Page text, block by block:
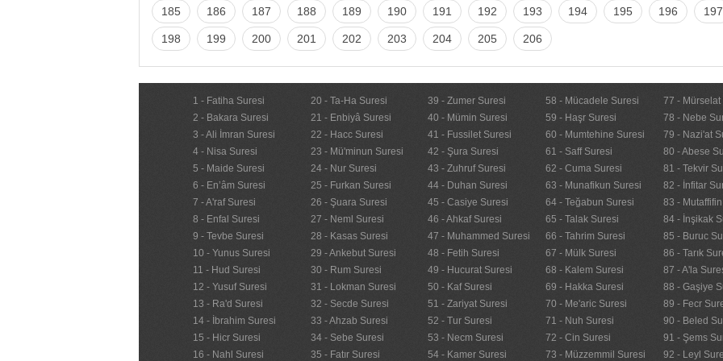
185 186 187 188 189 190 191 192 193 194 195 196 197
198 199 200 201 202 203 204 205 206
1 - Fatiha Suresi
2 - Bakara Suresi
3 - Ali İmran Suresi
4 - Nisa Suresi
5 - Maide Suresi
6 - En’âm Suresi
7 - A'raf Suresi
8 - Enfal Suresi
9 - Tevbe Suresi
10 - Yunus Suresi
11 - Hud Suresi
12 - Yusuf Suresi
13 - Ra'd Suresi
14 - İbrahim Suresi
15 - Hicr Suresi
16 - Nahl Suresi
20 - Ta-Ha Suresi
21 - Enbiyâ Suresi
22 - Hacc Suresi
23 - Mü'minun Suresi
24 - Nur Suresi
25 - Furkan Suresi
26 - Şuara Suresi
27 - Neml Suresi
28 - Kasas Suresi
29 - Ankebut Suresi
30 - Rum Suresi
31 - Lokman Suresi
32 - Secde Suresi
33 - Ahzab Suresi
34 - Sebe Suresi
35 - Fatır Suresi
39 - Zumer Suresi
40 - Mümin Suresi
41 - Fussilet Suresi
42 - Şura Suresi
43 - Zuhruf Suresi
44 - Duhan Suresi
45 - Casiye Suresi
46 - Ahkaf Suresi
47 - Muhammed Suresi
48 - Fetih Suresi
49 - Hucurat Suresi
50 - Kaf Suresi
51 - Zariyat Suresi
52 - Tur Suresi
53 - Necm Suresi
54 - Kamer Suresi
58 - Mücadele Suresi
59 - Haşr Suresi
60 - Mumtehine Suresi
61 - Saff Suresi
62 - Cuma Suresi
63 - Munafikun Suresi
64 - Teğabun Suresi
65 - Talak Suresi
66 - Tahrim Suresi
67 - Mülk Suresi
68 - Kalem Suresi
69 - Hakka Suresi
70 - Me'aric Suresi
71 - Nuh Suresi
72 - Cin Suresi
73 - Müzzemmil Suresi
77 - Mürselat
78 - Nebe
79 - Nazi'at
80 - Abese
81 - Tekvir
82 - İnfitar
83 -
84 - İnşikak
85 - Buruc
86 - Tarık
87 - A'la
88 - Gaşiye
89 - Fecr
90 - Beled
91 - Şems
92 - Leyl